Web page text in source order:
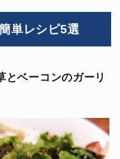
単レシピ5選
とベーコンのガーリ